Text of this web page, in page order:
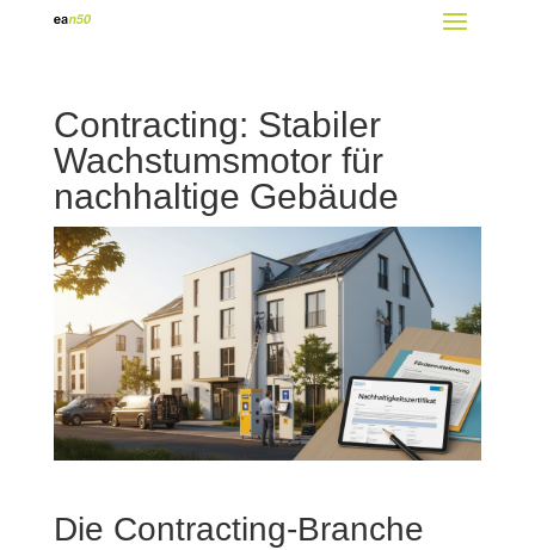
Contracting: Stabiler
Wachstumsmotor für
nachhaltige Gebäude
Die Contracting-Branche